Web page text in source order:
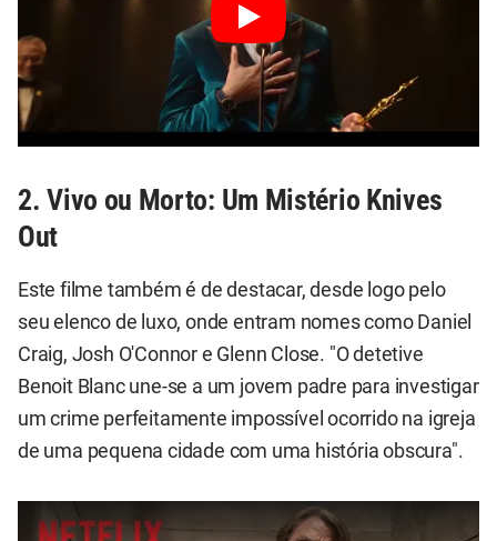
2. Vivo ou Morto: Um Mistério Knives
Out
Este filme também é de destacar, desde logo pelo
seu elenco de luxo, onde entram nomes como Daniel
Craig, Josh O'Connor e Glenn Close. "O detetive
Benoit Blanc une-se a um jovem padre para investigar
um crime perfeitamente impossível ocorrido na igreja
de uma pequena cidade com uma história obscura".